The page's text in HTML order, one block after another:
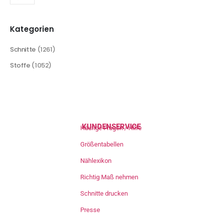
Kategorien
Schnitte (1261)
Stoffe (1052)
KUNDENSERVICE
Häufige Fragen / Hilfe
Größentabellen
Nählexikon
Richtig Maß nehmen
Schnitte drucken
Presse